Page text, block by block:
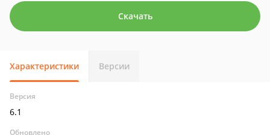
Скачать
Характеристики Версии
Версия
6.1
Обновлено